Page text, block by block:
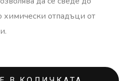
химически отпадъци от